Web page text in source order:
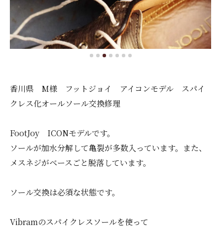
香川県 M様 フットジョイ アイコンモデル スパイ
クレス化オールソール交換修理
FootJoy ICONモデルです。
ソールが加水分解して亀裂が多数入っています。また、
メスネジがベースごと脱落しています。
ソール交換は必須な状態です。
Vibramのスパイクレスソールを使って